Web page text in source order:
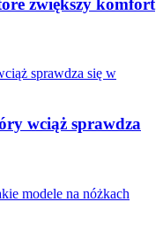
wciąż sprawdza